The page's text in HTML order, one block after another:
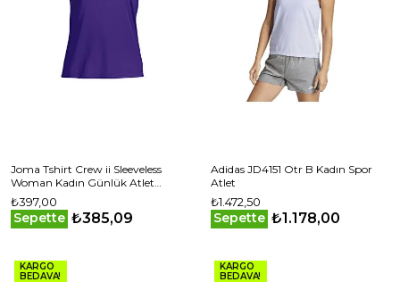
Joma Tshirt Crew ii Sleeveless
Woman Kadın Günlük Atlet
900465,551 Mor
₺397,00
Sepette ₺385,09
Adidas JD4151 Otr B Kadın Spor
Atlet
₺1.472,50
Sepette ₺1.178,00
KARGO
BEDAVA!
KARGO
BEDAVA!